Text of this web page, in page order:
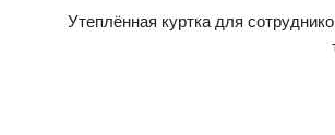
Утеплённая куртка для